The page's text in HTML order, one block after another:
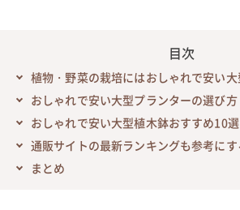
目次
植物・野菜の栽培にはおしゃれで安い
おしゃれで安い大型プランターの選び方
おしゃれで安い大型植木鉢おすすめ10選
通販サイトの最新ランキングも参考にす
まとめ